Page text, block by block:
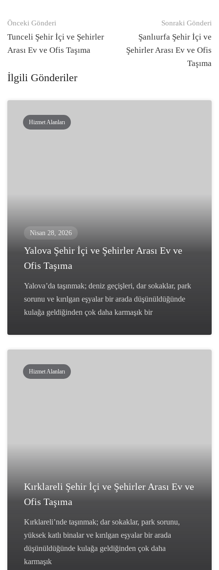
Gönderi
navigasyonu
Önceki Gönderi
Tunceli Şehir İçi ve Şehirler
Arası Ev ve Ofis Taşıma
Sonraki Gönderi
Şanlıurfa Şehir İçi ve
Şehirler Arası Ev ve Ofis
Taşıma
İlgili Gönderiler
Hizmet Alanları
Nisan 28, 2026
Yalova Şehir İçi ve Şehirler Arası Ev ve
Ofis Taşıma
Yalova’da taşınmak; deniz geçişleri, dar sokaklar, park
sorunu ve kırılgan eşyalar bir arada düşünüldüğünde
kulağa geldiğinden çok daha karmaşık bir
Hizmet Alanları
Kırklareli Şehir İçi ve Şehirler Arası Ev ve
Ofis Taşıma
Kırklareli’nde taşınmak; dar sokaklar, park sorunu,
yüksek katlı binalar ve kırılgan eşyalar bir arada
düşünüldüğünde kulağa geldiğinden çok daha
karmaşık